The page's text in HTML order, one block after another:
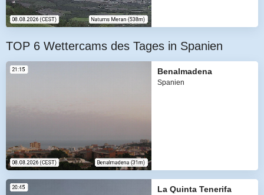
TOP 6 Wettercams des Tages in Spanien
Benalmadena
Spanien
La Quinta Tenerifa